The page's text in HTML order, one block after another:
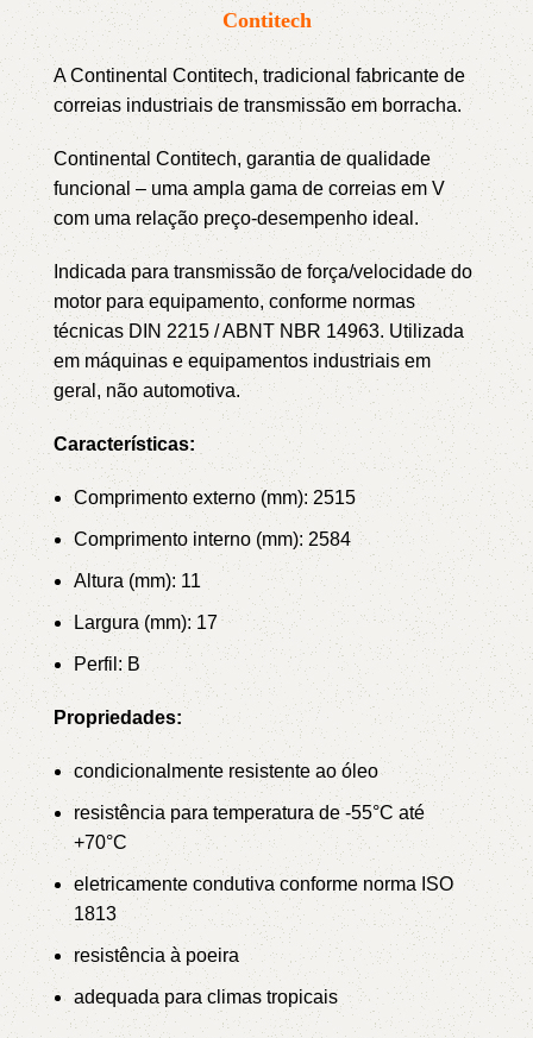
Contitech
A Continental Contitech, tradicional fabricante de
correias industriais de transmissão em borracha.
Continental Contitech, garantia de qualidade
funcional – uma ampla gama de correias em V
com uma relação preço-desempenho ideal.
Indicada para transmissão de força/velocidade do
motor para equipamento, conforme normas
técnicas DIN 2215 / ABNT NBR 14963. Utilizada
em máquinas e equipamentos industriais em
geral, não automotiva.
Características:
Comprimento externo (mm): 2515
Comprimento interno (mm): 2584
Altura (mm): 11
Largura (mm): 17
Perfil: B
Propriedades:
condicionalmente resistente ao óleo
resistência para temperatura de -55°C até
+70°C
eletricamente condutiva conforme norma ISO
1813
resistência à poeira
adequada para climas tropicais